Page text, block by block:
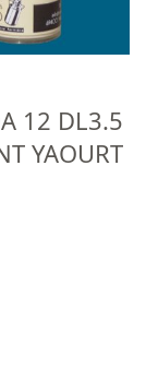
12 DL3.5
YAOURT